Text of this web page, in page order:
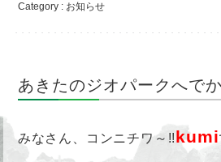
Category : お知らせ
あきたのジオパークへで
みなさん、コンニチワ～!!kumi